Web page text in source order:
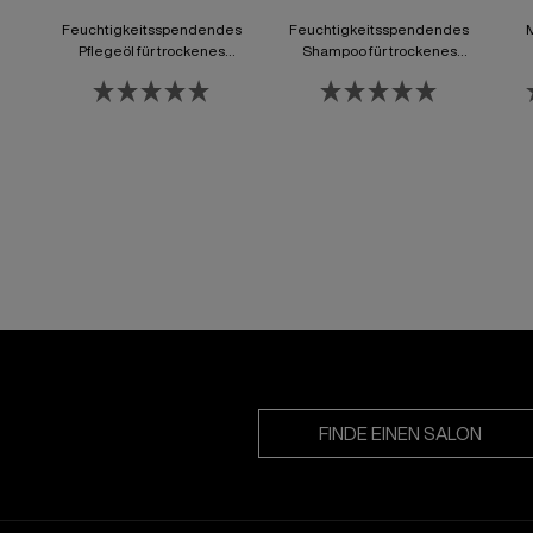
Feuchtigkeitsspendendes
Pflegeöl für trockenes
Feuchtigkeitsspendendes
Shampoo für trockenes
FINDE EINEN SALON